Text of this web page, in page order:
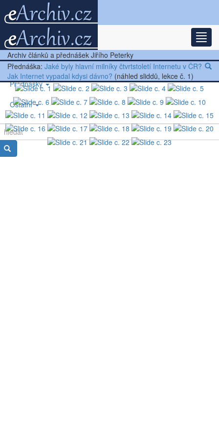
Nejnovější články
Další články
Přednášky
Ostatní
Archiv článků a přednášek Jiřího Peterky
Přednáška: Jaké byly hlavní milníky čtvrtstoletí Internetu v ČR?
Jak Internet vypadal kdysi dávno? (náhled sliddů, lekce č. 1)